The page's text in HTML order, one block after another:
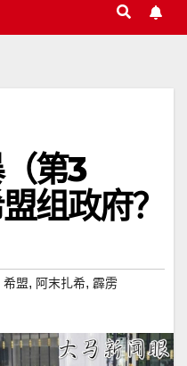
第3
组政府？
希盟, 阿末扎希, 霹雳